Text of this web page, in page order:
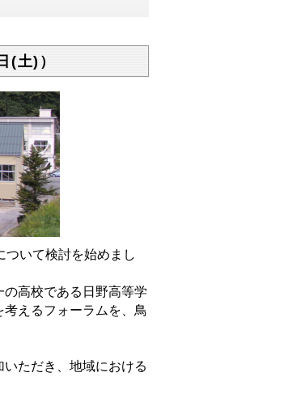
(土)）
いて検討を始めまし
高校である日野高等学
えるフォーラムを、鳥
ただき、地域における